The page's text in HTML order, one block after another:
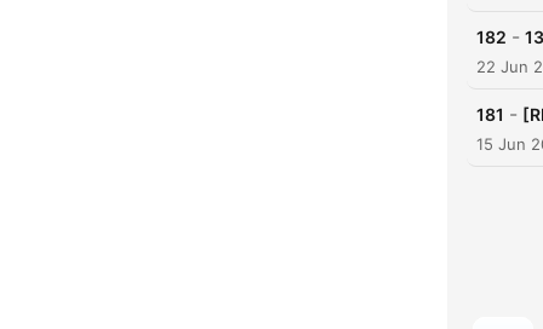
182 -
22 Jun
181 -
15 Jun